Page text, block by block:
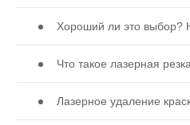
Что такое лазерная